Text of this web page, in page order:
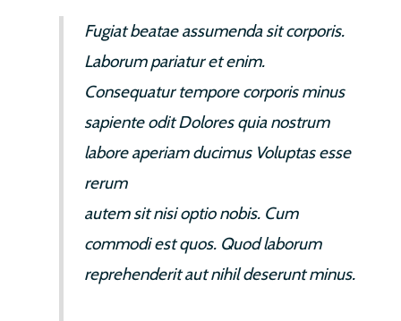
Fugiat beatae assumenda sit corporis.
Laborum pariatur et enim.
Consequatur tempore corporis minus
sapiente odit Dolores quia nostrum
labore aperiam ducimus Voluptas esse
rerum
autem sit nisi optio nobis. Cum
commodi est quos. Quod laborum
reprehenderit aut nihil deserunt minus.